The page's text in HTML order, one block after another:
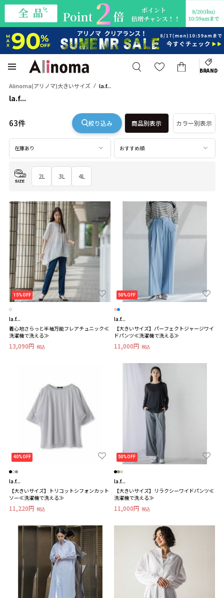
BRAND
Alinoma(アリノマ)大きいサイズ la.f...
la.f...
63件 絞り込み 商品別表示 カラー別表示
在庫あり おすすめ順
2L 3L 4L
15%OFF
la.f...
着心地さらっと半袖万能フレアチュニック≪
洗濯機で洗える≫
13,090円 税込
50%OFF
la.f...
【大きいサイズ】パーフェクトジャージワイ
ドパンツ≪洗濯機で洗える≫
11,000円 税込
40%OFF
la.f...
【大きいサイズ】トリコットシフォンカット
ソー≪洗濯機で洗える≫
11,220円 税込
50%OFF
la.f...
【大きいサイズ】リラクシーワイドパンツ≪
洗濯機で洗える≫
11,000円 税込